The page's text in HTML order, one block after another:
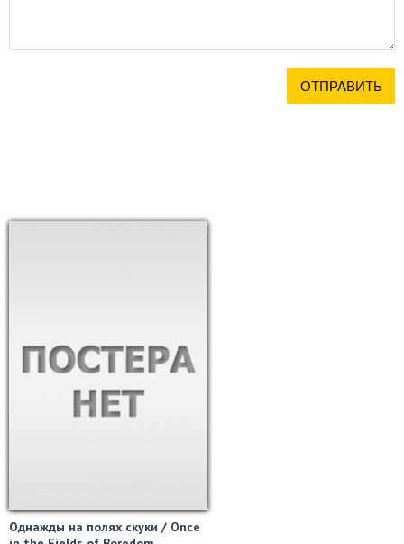
Однажды на полях скуки / Once